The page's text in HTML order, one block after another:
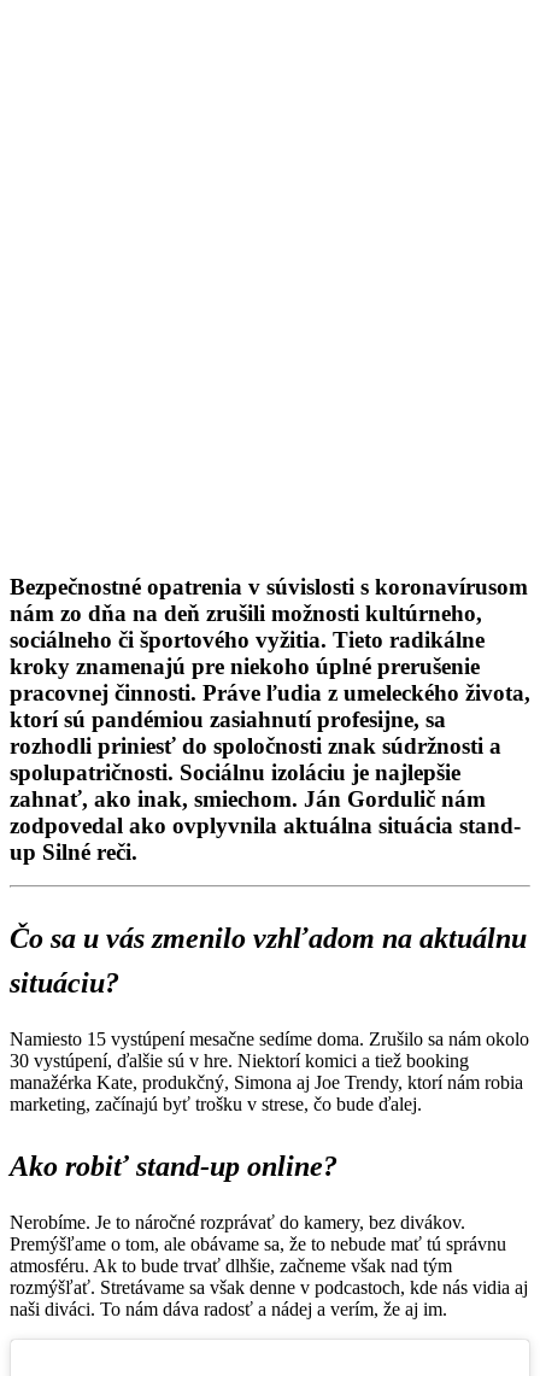
Bezpečnostné opatrenia v súvislosti s koronavírusom
nám zo dňa na deň zrušili možnosti kultúrneho,
sociálneho či športového vyžitia. Tieto radikálne
kroky znamenajú pre niekoho úplné prerušenie
pracovnej činnosti. Práve ľudia z umeleckého života,
ktorí sú pandémiou zasiahnutí profesijne, sa
rozhodli priniesť do spoločnosti znak súdržnosti a
spolupatričnosti. Sociálnu izoláciu je najlepšie
zahnať, ako inak, smiechom. Ján Gordulič nám
zodpovedal ako ovplyvnila aktuálna situácia stand-
up Silné reči.
Čo sa u vás zmenilo vzhľadom na aktuálnu
situáciu?
Namiesto 15 vystúpení mesačne sedíme doma. Zrušilo sa nám okolo
30 vystúpení, ďalšie sú v hre. Niektorí komici a tiež booking
manažérka Kate, produkčný, Simona aj Joe Trendy, ktorí nám robia
marketing, začínajú byť trošku v strese, čo bude ďalej.
Ako robiť stand-up online?
Nerobíme. Je to náročné rozprávať do kamery, bez divákov.
Premýšľame o tom, ale obávame sa, že to nebude mať tú správnu
atmosféru. Ak to bude trvať dlhšie, začneme však nad tým
rozmýšľať. Stretávame sa však denne v podcastoch, kde nás vidia aj
naši diváci. To nám dáva radosť a nádej a verím, že aj im.